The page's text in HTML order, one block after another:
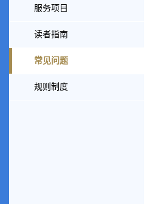
服务项目
读者指南
常见问题
规则制度